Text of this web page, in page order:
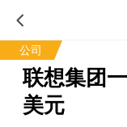
公司
联想集团
美元